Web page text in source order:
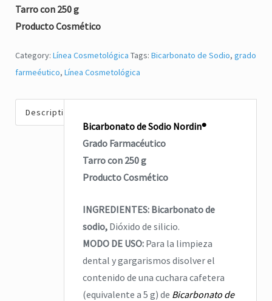
Lavanda
repelente
repelente de insectos,
natural de insectos
NORDIN Repelente
de Insectos
$0
jabón para cuerpo
jabón para manos
CICADIN JABÓN LÍQUIDO
Read more
Tarro con 250 g
Producto Cosmético
Category: Línea Cosmetológica Tags: Bicarbonato de Sodio, grado
farmeéutico, Línea Cosmetológica
Description
Bicarbonato de Sodio Nordin®
Grado Farmacéutico
Tarro con 250 g
Producto Cosmético
INGREDIENTES: Bicarbonato de
sodio, Dióxido de silicio.
MODO DE USO:Para la limpieza
dental y gargarismos disolver el
contenido de una cuchara cafetera
(equivalente a 5 g) de Bicarbonato de